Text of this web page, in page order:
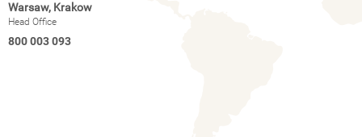
Warsaw, Krakow
Head Office
800 003 093